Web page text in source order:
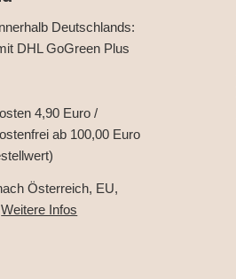
Deutschlands:
DHL GoGreen Plus
4,90 Euro /
ab 100,00 Euro
Österreich, EU,
Weitere Infos